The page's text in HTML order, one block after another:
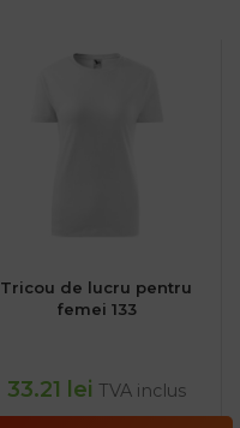
Tricou de lucru pentru
femei 133
33.21 lei TVA inclus